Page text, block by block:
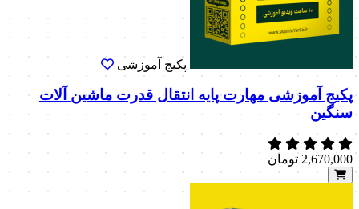
پکیج آموزشی
پکیج آموزشی مهارت پایه انتقال قدرت ماشین آلات
سنگین
2,670,000 تومان